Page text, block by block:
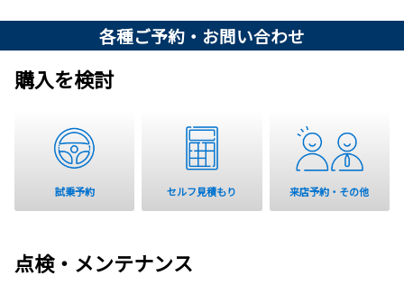
2025-09-24
安積店オープン記念イベントを 開催しま
オープンを記念して、2025年9月20日
(土)・21日(日)の2日間、オープン記念イ
ベントを開催いたしました。
詳しくはこちら
各種ご予約・お問い合わせ
購入を検討
試乗予約 セルフ見積もり 来店予約・その他
点検・メンテナンス